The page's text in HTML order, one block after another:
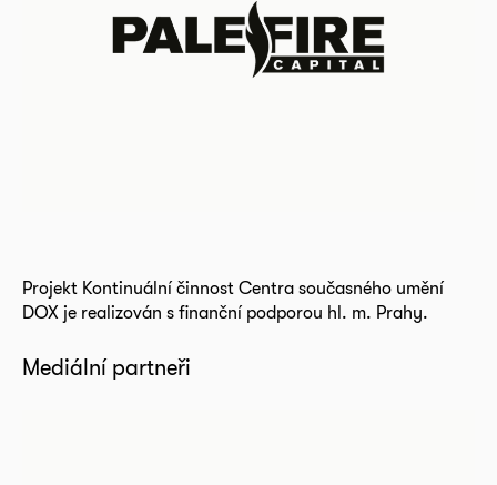
Projekt Kontinuální činnost Centra současného umění
DOX je realizován s finanční podporou hl. m. Prahy.
Mediální partneři